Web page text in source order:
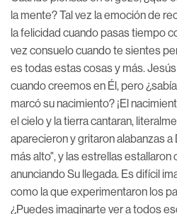
la mente? Tal vez la emoción de
la felicidad cuando pasas tiempo
vez consuelo cuando te sientes
es todas estas cosas y más.
cuando creemos en Él, pero
marcó su nacimiento? ¡El
el cielo y la tierra cantaran,
aparecieron y gritaron alabanzas
más alto", y las estrellas
anunciando Su llegada. Es difícil
como la que experimentaron los
¿Puedes imaginarte ver a todos